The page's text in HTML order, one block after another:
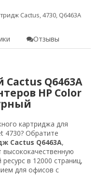
Cactus,4730, Q6463A
Отзывы
Q6463A
HP Color
картриджа для
4730? Обратите
Cactus Q6463A,
в 12000 страниц,
для офисов с